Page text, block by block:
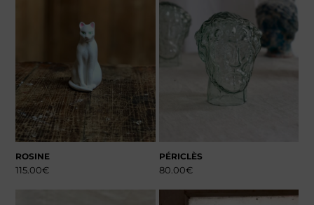
ROSINE
115.00€
PÉRICLÈS
80.00€